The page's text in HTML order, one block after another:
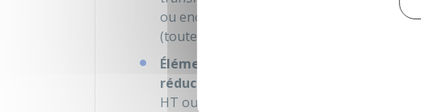
ou encore les différentes garanties) et/ou
(toutes les informations concernant la
Éléments de détermination du prix
réductions de prix
(rabais, remises,
HT ou